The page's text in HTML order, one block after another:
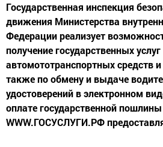
Государственная инспекция
движения Министерства
Федерации реализует
получение государственных
автомототранспортных средств
также по обмену и выдаче
удостоверений в электронном
оплате государственной
WWW.ГОСУСЛУГИ.РФ